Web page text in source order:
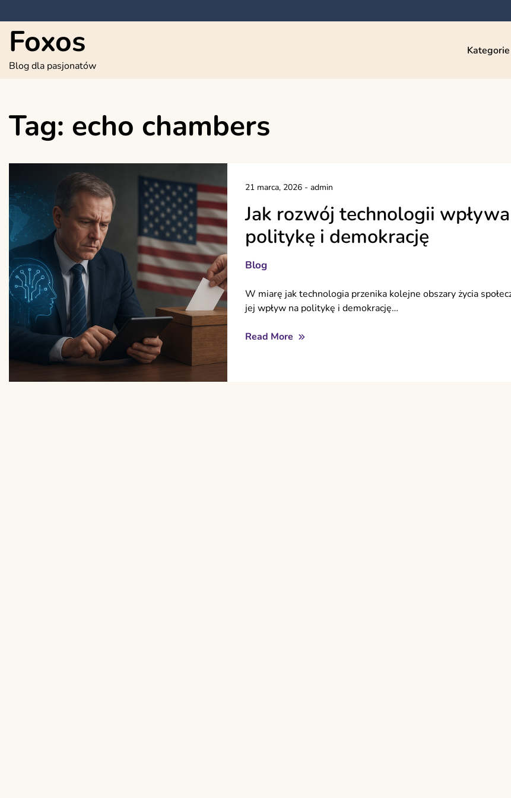
to
content
Foxos
Blog dla pasjonatów
Kategorie
Tag: echo chambers
21 marca, 2026- admin
Jak rozwój technologii
politykę i demokrację
Blog
W miarę jak technologia przenika kolejne obszary życia
jej wpływ na politykę i demokrację…
Read More